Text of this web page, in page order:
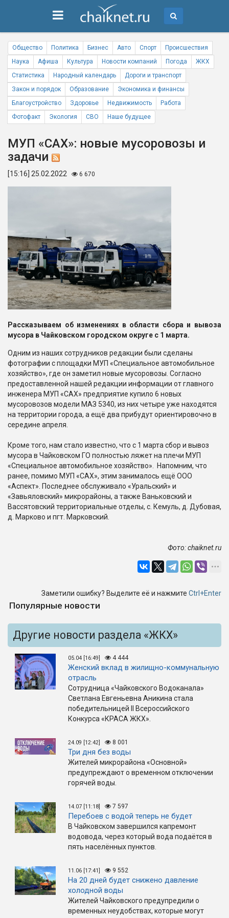
Общество Политика Бизнес Авто Спорт
Происшествия
Наука
Афиша Культура Новости компаний Погода
ЖКХ
Статистика
Народный календарь
Дороги и транспорт
Закон и порядок
Образование
Экономика и финансы
Благоустройство
Здоровье Недвижимость
Работа
Фотофакт
Экология СВО Наше будущее
МУП «САХ»: новые мусоровозы и
задачи
[15:16] 25.02.2022 6 670
Рассказываем об изменениях в области сбора и вывоза
мусора в Чайковском городском округе с 1 марта.
Одним из наших сотрудников редакции были сделаны
фотографии с площадки МУП «Специальное автомобильное
хозяйство», где он заметил новые мусоровозы. Согласно
предоставленной нашей редакции информации от главного
инженера МУП «САХ» предприятие купило 6 новых
мусоровозов модели МАЗ 5340, из них четыре уже находятся
на территории города, а ещё два прибудут ориентировочно в
середине апреля.
Кроме того, нам стало известно, что с 1 марта сбор и вывоз
мусора в Чайковском ГО полностью ляжет на плечи МУП
«Специальное автомобильное хозяйство». Напомним, что
ранее, помимо МУП «САХ», этим занималось ещё ООО
«Аспект». Последнее обслуживало «Уральский» и
«Завьяловский» микрорайоны, а также Ваньковский и
Вассятовский территориальные отделы, с. Кемуль, д. Дубовая,
д. Марково и пгт. Марковский.
Фото:chaiknet.ru
Заметили ошибку? Выделите её и нажмите Ctrl+Enter
Популярные новости
Другие новости раздела «ЖКХ»
05.04 [16:49] 4 444
Женский вклад в жилищно-коммунальную
отрасль
Сотрудница «Чайковского Водоканала»
Светлана Евгеньевна Аникина стала
победительницей II Всероссийского
Конкурса «КРАСА ЖКХ».
24.09 [12:42] 8 001
Три дня без воды
Жителей микрорайона «Основной»
предупреждают о временном отключении
горячей воды.
14.07 [11:18] 7 597
Перебоев с водой теперь не будет
В Чайковском завершился капремонт
водовода, через который вода подаётся в
пять населённых пунктов.
11.06 [17:41] 9 552
На 20 дней будет снижено давление
холодной воды
Жителей Чайковского предупредили о
временных неудобствах, которые могут